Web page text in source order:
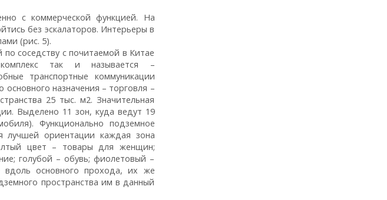
с коммерческой функцией. На
без эскалаторов. Интерьеры в
(рис. 5).
соседству с почитаемой в Китае
так и называется –
транспортные коммуникации
назначения – торговля –
25 тыс. м2. Значительная
Выделено 11 зон, куда ведут 19
Функционально подземное
лучшей ориентации каждая зона
цвет – товары для женщин;
голубой – обувь; фиолетовый –
основного прохода, их же
пространства им в данный